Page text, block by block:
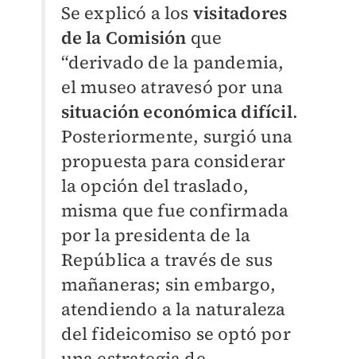
Se explicó a los visitadores
de la Comisión que
“derivado de la pandemia,
el museo atravesó por una
situación económica difícil.
Posteriormente, surgió una
propuesta para considerar
la opción del traslado,
misma que fue confirmada
por la presidenta de la
República a través de sus
mañaneras; sin embargo,
atendiendo a la naturaleza
del fideicomiso se optó por